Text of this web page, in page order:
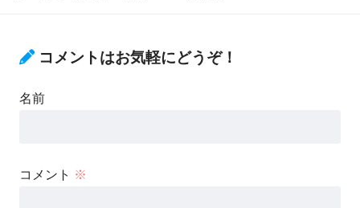
コメントはお気軽にどうぞ！
名前
コメント ※